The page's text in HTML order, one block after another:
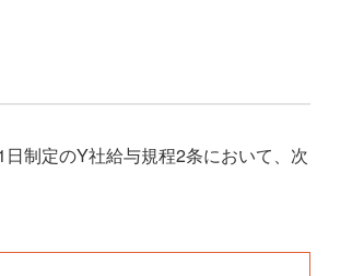
制定のY社給与規程2条において、次